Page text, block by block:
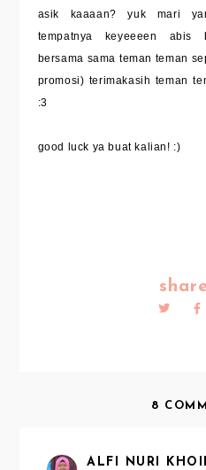
asik kaaaan? yuk mari
tempatnya keyeeeen abis
bersama sama teman teman
promosi) terimakasih teman
:3
good luck ya buat kalian! :)
8
ALFI NURI